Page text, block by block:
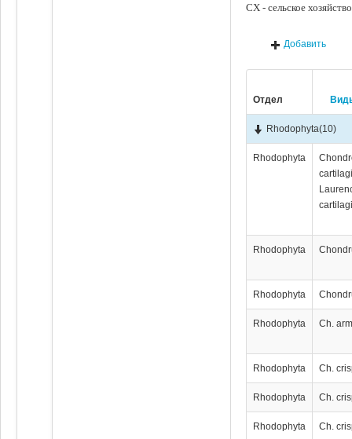
СХ - сельское
Добавить
Отдел
Rhodophyta(10)
Rhodophyta
Rhodophyta
Rhodophyta
Rhodophyta Ch.
Rhodophyta Ch.
Rhodophyta Ch.
Rhodophyta Ch.